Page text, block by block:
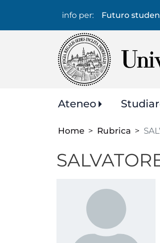
Info
per:
info per: Futuro
Navigazione
Ateneo
Home Rubrica